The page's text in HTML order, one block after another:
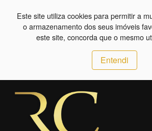
Este site utiliza cookies para permitir a
o armazenamento dos seus imóveis
este site, concorda que o mesmo
Entendi